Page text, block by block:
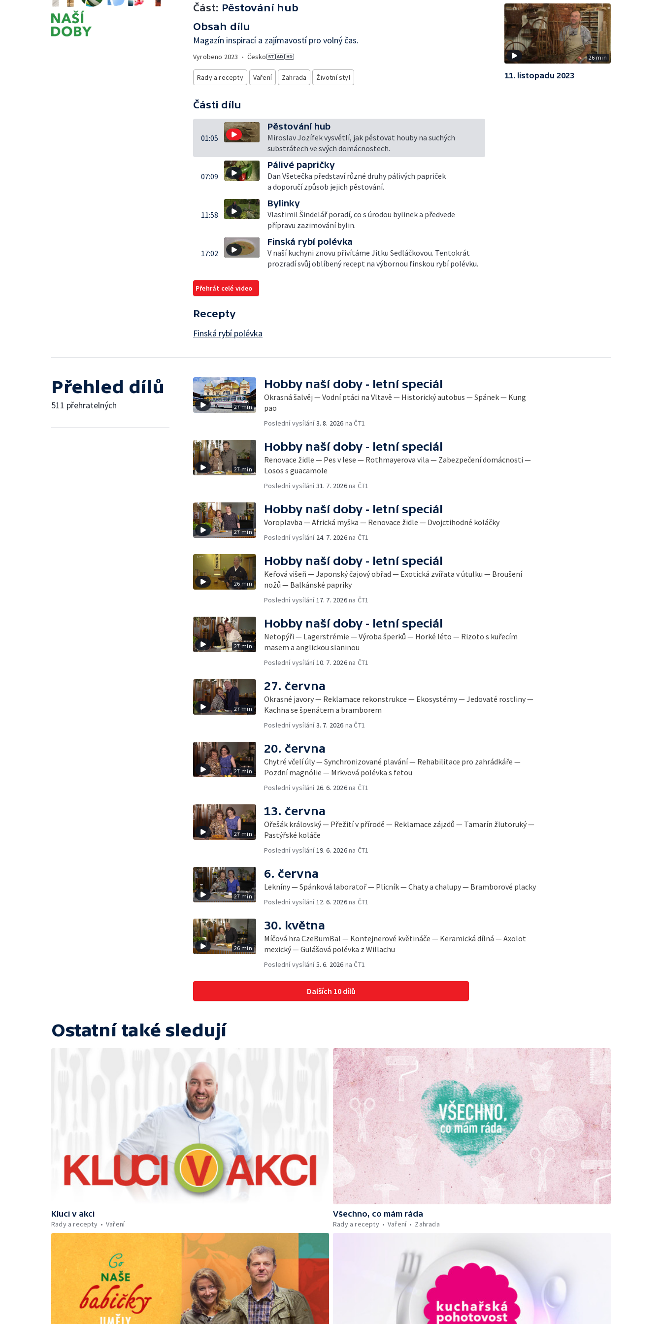
Část: Pěstování hub
Obsah dílu
Magazín inspirací a zajímavostí pro volný čas.
Vyrobeno 2023 • Česko
Rady a recepty Vaření Zahrada Životní styl
Části dílu
01:05
Pěstování hub
Miroslav Jozífek vysvětlí, jak pěstovat houby na suchých
substrátech ve svých domácnostech.
07:09
Pálivé papričky
Dan Všetečka představí různé druhy pálivých papriček
a doporučí způsob jejich pěstování.
11:58
Bylinky
Vlastimil Šindelář poradí, co s úrodou bylinek a předvede
přípravu zazimování bylin.
17:02
Finská rybí polévka
V naší kuchyni znovu přivítáme Jitku Sedláčkovou. Tentokrát
prozradí svůj oblíbený recept na výbornou finskou rybí polévku.
Přehrát celé video
Recepty
Finská rybí polévka
26 min
11. listopadu 2023
Přehled dílů
511 přehratelných 27 min
Hobby naší doby - letní speciál
Okrasná šalvěj — Vodní ptáci na Vltavě — Historický autobus — Spánek — Kung
pao
Poslední vysílání3. 8. 2026 na ČT1
27 min
Hobby naší doby - letní speciál
Renovace židle — Pes v lese — Rothmayerova vila — Zabezpečení domácnosti —
Losos s guacamole
Poslední vysílání31. 7. 2026na ČT1
27 min
Hobby naší doby - letní speciál
Voroplavba — Africká myška — Renovace židle — Dvojctihodné koláčky
Poslední vysílání 24. 7. 2026na ČT1
26 min
Hobby naší doby - letní speciál
Keřová višeň — Japonský čajový obřad — Exotická zvířata v útulku — Broušení
nožů — Balkánské papriky
Poslední vysílání17. 7. 2026na ČT1
27 min
Hobby naší doby - letní speciál
Netopýři — Lagerstrémie — Výroba šperků — Horké léto — Rizoto s kuřecím
masem a anglickou slaninou
Poslední vysílání10. 7. 2026na ČT1
27 min
27. června
Okrasné javory — Reklamace rekonstrukce — Ekosystémy — Jedovaté rostliny —
Kachna se špenátem a bramborem
Poslední vysílání3. 7. 2026 na ČT1
27 min
20. června
Chytré včelí úly — Synchronizované plavání — Rehabilitace pro zahrádkáře —
Pozdní magnólie — Mrkvová polévka s fetou
Poslední vysílání 26. 6. 2026na ČT1
27 min
13. června
Ořešák královský — Přežití v přírodě — Reklamace zájzdů — Tamarín žlutoruký —
Pastýřské koláče
Poslední vysílání19. 6. 2026na ČT1
27 min
6. června
Lekníny — Spánková laboratoř — Plicník — Chaty a chalupy — Bramborové placky
Poslední vysílání12. 6. 2026na ČT1
26 min
30. května
Míčová hra CzeBumBal — Kontejnerové květináče — Keramická dílná — Axolot
mexický — Gulášová polévka z Willachu
Poslední vysílání5. 6. 2026 na ČT1
Dalších 10 dílů
Ostatní také sledují
Kluci v akci
Rady a recepty
Vaření
Všechno, co mám ráda
Rady a recepty
Vaření Zahrada